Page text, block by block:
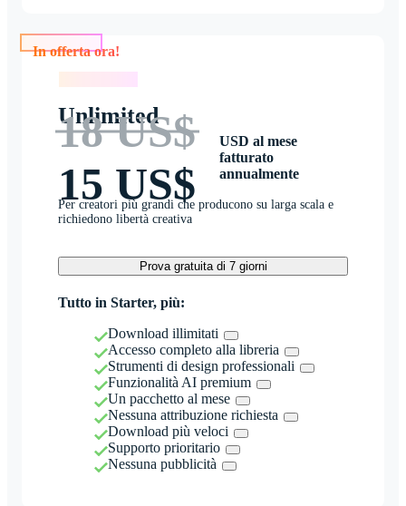
Unlimited
18 US$
15 US$
USD al mese
fatturato
annualmente
Per creatori più grandi che producono su larga scala e
richiedono libertà creativa
Prova gratuita di 7 giorni
Tutto in Starter, più:
Download illimitati
Accesso completo alla libreria
Strumenti di design professionali
Funzionalità AI premium
Un pacchetto al mese
Nessuna attribuzione richiesta
Download più veloci
Supporto prioritario
Nessuna pubblicità